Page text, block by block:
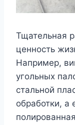
Тщательная
ценность
Например,
угольных
стальной
обработки, а